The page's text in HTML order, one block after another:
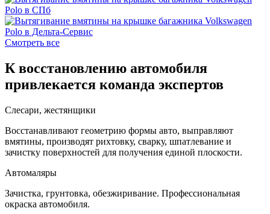
Смотреть все
К восстановлению автомобиля
привлекается команда экспертов
Слесари, жестянщики
Восстанавливают геометрию формы авто, выправляют
вмятины, производят рихтовку, сварку, шпатлевание и
зачистку поверхностей для получения единой плоскости.
Автомаляры
Зачистка, грунтовка, обезжиривание. Профессиональная
окраска автомобиля.